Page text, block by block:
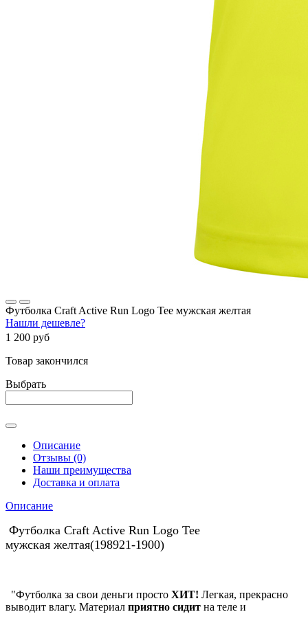
Футболка Craft Active Run Logo Tee мужская желтая
Нашли дешевле?
1 200 руб
Товар закончился
Выбрать
Описание
Отзывы (0)
Наши преимущества
Доставка и оплата
Описание
Футболка Craft Active Run Logo Tee
мужская желтая(198921-1900)
"Футболка за свои деньги просто ХИТ! Легкая, прекрасно
выводит влагу. Материал приятно сидит на теле и